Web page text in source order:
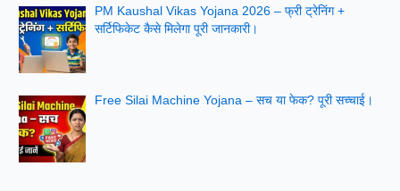
PM Kaushal Vikas Yojana 2026 – फ्री ट्रेनिंग +
सर्टिफिकेट कैसे मिलेगा पूरी जानकारी।
Free Silai Machine Yojana – सच या फेक? पूरी सच्चाई।